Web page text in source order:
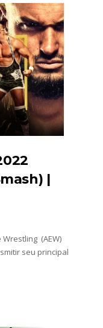
|
(AEW)
seu principal